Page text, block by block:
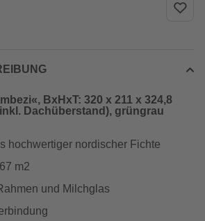
BxHxT: 320 x 211 x 324,8
Dachüberstand), grüngrau
hochwertiger nordischer Fichte
m2
und Milchglas